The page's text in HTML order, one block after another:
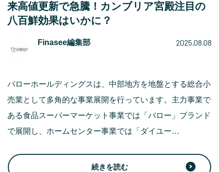
#資産運用業界 #老後 #海外事情 #積立投資
#フィナンシャル・ウェルビーイング
来高値更新で急騰！カンブリア宮殿注目の
八百鮮効果はいかに？
Finasee編集部 2025.08.08
バローホールディングスは、中部地方を地盤とする総合小
売業として多角的な事業展開を行っています。主力事業で
ある食品スーパーマーケット事業では「バロー」ブランド
で展開し、ホームセンター事業では「ダイユー…
続きを読む